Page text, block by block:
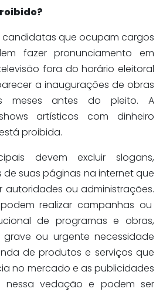
que ocupam cargos
fazer pronunciamento em
fora do horário eleitoral
a inaugurações de obras
meses antes do pleito. A
artísticos com dinheiro
proibida.
devem excluir slogans,
de suas páginas na internet que
autoridades ou administrações.
realizar campanhas ou
de programas e obras,
ou urgente necessidade
de produtos e serviços que
no mercado e as publicidades
nessa vedação e podem ser